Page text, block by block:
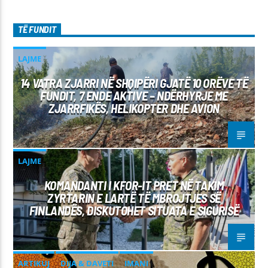
TË FUNDIT
LAJME
14 VATRA ZJARRI NË SHQIPËRI GJATË 10 ORËVE TË
FUNDIT, 7 ENDE AKTIVE – NDËRHYRJE ME
ZJARRFIKËS, HELIKOPTER DHE AVION
LAJME
KOMANDANTI I KFOR-IT PRET NË TAKIM
ZYRTARIN E LARTË TË MBROJTJES SË
FINLANDËS, DISKUTOHET SITUATA E SIGURISË
ARTIKUJ DIJA & DAVETI IMANI